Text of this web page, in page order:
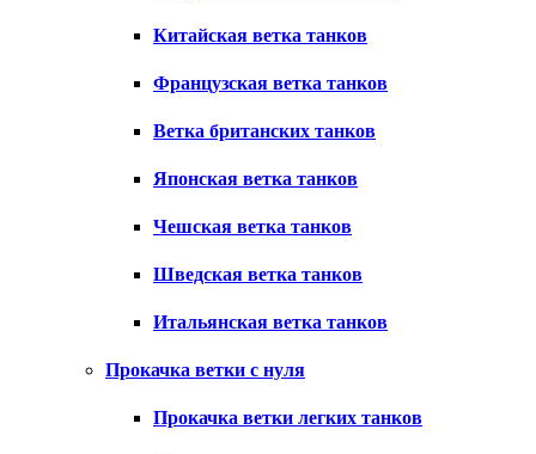
Китайская ветка танков
Французская ветка танков
Ветка британских танков
Японская ветка танков
Чешская ветка танков
Шведская ветка танков
Итальянская ветка танков
Прокачка ветки с нуля
Прокачка ветки легких танков